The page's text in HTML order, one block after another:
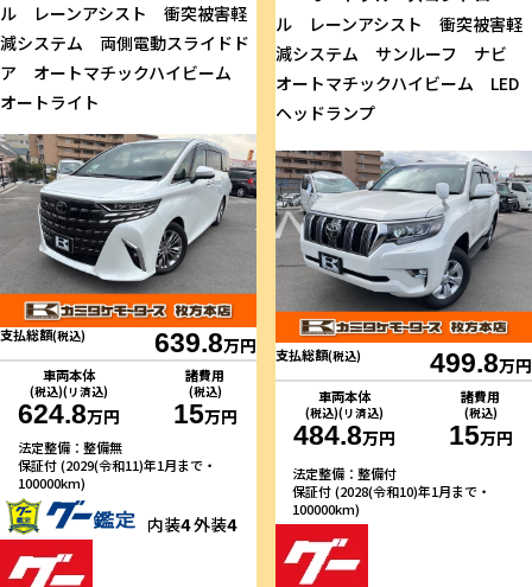
ル レーンアシスト 衝突被害軽
減システム 両側電動スライドド
ア オートマチックハイビーム
オートライト
支払総額(税込) 639.8万円
車両本体
(税込)(リ済込)
624.8万円
諸費用
(税込)
15万円
法定整備：整備無
保証付 (2029(令和11)年1月まで・
100000km)
内装4外装4
ル レーンアシスト 衝突被害軽
減システム サンルーフ ナビ
オートマチックハイビーム LED
ヘッドランプ
支払総額(税込) 499.8万円
車両本体
(税込)(リ済込)
484.8万円
諸費用
(税込)
15万円
法定整備：整備付
保証付 (2028(令和10)年1月まで・
100000km)